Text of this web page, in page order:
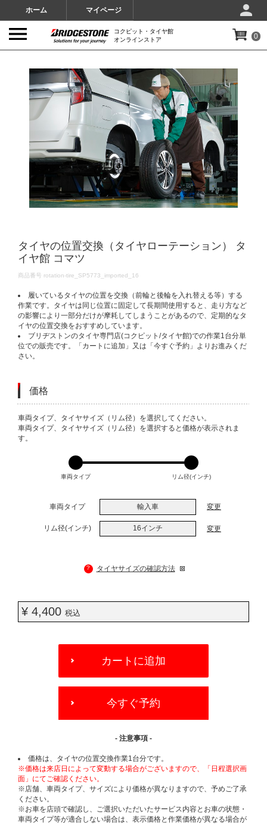
ホーム マイページ
コクピット・タイヤ館
オンラインストア
0
タイヤの位置交換（タイヤローテーション） タ
イヤ館 コマツ
DETAILS
商品番号 rotation-tire_SP5773_imported_16
履いているタイヤの位置を交換（前輪と後輪を入れ替える等）する
作業です。タイヤは同じ位置に固定して長期間使用すると、走り方など
の影響により一部分だけが摩耗してしまうことがあるので、定期的なタ
イヤの位置交換をおすすめしています。
ブリヂストンのタイヤ専門店(コクピット/タイヤ館)での作業1台分単
位での販売です。「カートに追加」又は「今すぐ予約」よりお進みくだ
さい。
価格
VARIATIONS
車両タイプ、タイヤサイズ（リム径）を選択してください。
車両タイプ、タイヤサイズ（リム径）を選択すると価格が表示されま
す。
車両タイプ リム径(インチ)
車両タイプ 輸入車 変更
リム径(インチ) 16インチ 変更
? タイヤサイズの確認方法
¥ 4,400 税込
OPTIONS
カートに追加
今すぐ予約
- 注意事項 -
価格は、タイヤの位置交換作業1台分です。
※価格は来店日によって変動する場合がございますので、「日程選択画
面」にてご確認ください。
※店舗、車両タイプ、サイズにより価格が異なりますので、予めご了承
ください。
※お車を店頭で確認し、ご選択いただいたサービス内容とお車の状態・
車両タイプ等が適合しない場合は、表示価格と作業価格が異なる場合が